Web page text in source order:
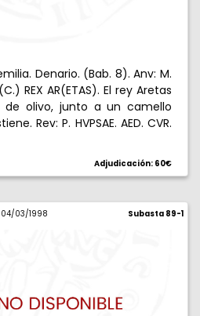
Denario. (Bab. 8). Anv: M.
REX AR(ETAS). El rey Aretas
de olivo, junto a un camello
Rev: P. HVPSAE. AED. CVR.
debajo. 4,13 g. Escasa.
Adjudicación: 60€
04/03/1998 Subasta 89-1